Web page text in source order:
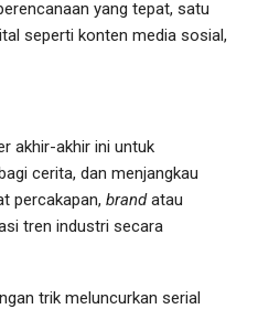
yang tepat, satu
seperti konten media sosial,
akhir-akhir ini untuk
cerita, dan menjangkau
percakapan, brandatau
tren industri secara
trik meluncurkan serial